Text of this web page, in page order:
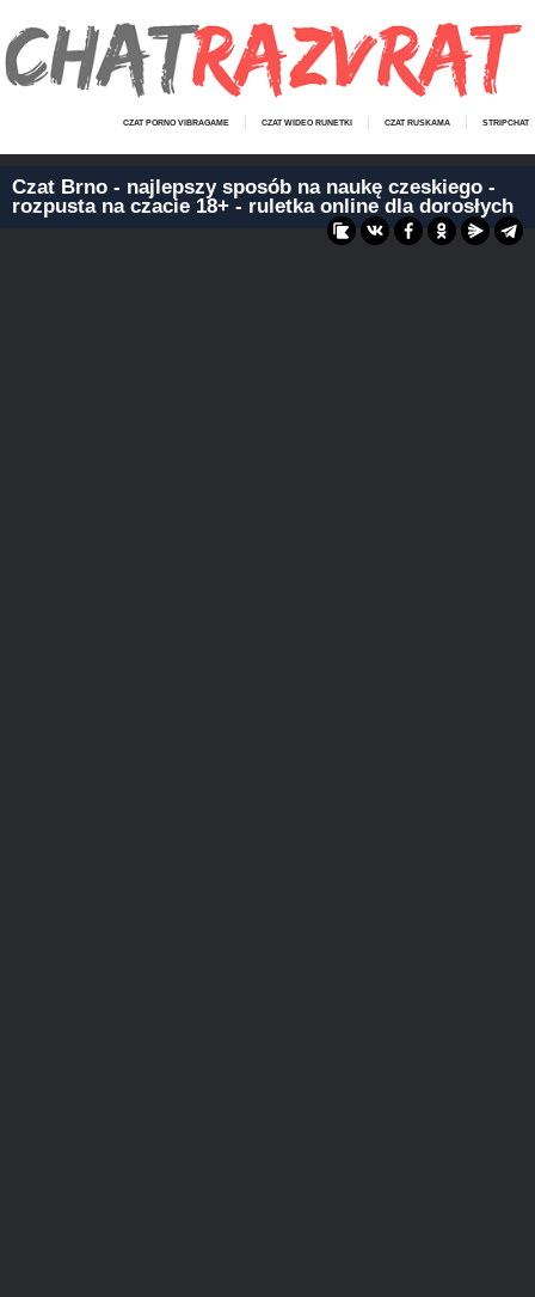
CZAT PORNO VIBRAGAME CZAT WIDEO RUNETKI CZAT RUSKAMA STRIPCHAT
Czat Brno - najlepszy sposób na naukę czeskiego -
rozpusta na czacie 18+ - ruletka online dla dorosłych